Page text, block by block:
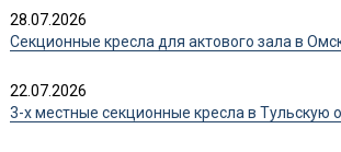
28.07.2026
Секционные кресла для актового зала в
22.07.2026
3-х местные секционные кресла в Тульскую